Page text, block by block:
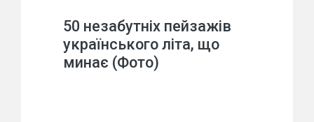
50 незабутніх пейзажів
українського літа, що
минає (Фото)